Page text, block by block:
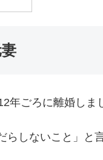
年ごろに離婚しま
らしないこと」と